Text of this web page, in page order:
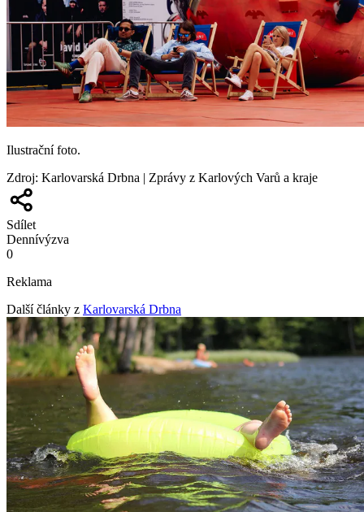
Ilustrační foto.
Zdroj: Karlovarská Drbna | Zprávy z Karlových Varů a kraje
Sdílet
Dennívýzva
0
Reklama
Další články z Karlovarská Drbna